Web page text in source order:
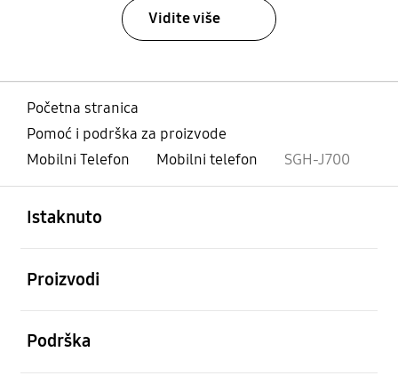
Vidite više
Početna stranica
Pomoć i podrška za proizvode
Mobilni Telefon
Mobilni telefon SGH-J700
Istaknuto
Proizvodi
Podrška